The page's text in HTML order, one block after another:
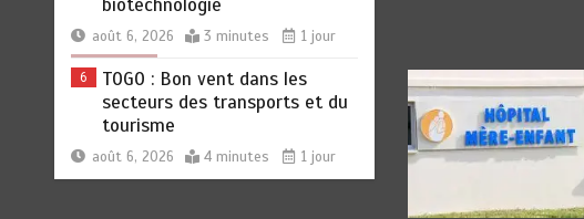
1
RODRI AU BARÇA PLUTOT
QU’AU REAL MADRID : Les
révélations chocs de Pep
Guardiola…
août 7, 2026
5 minutes